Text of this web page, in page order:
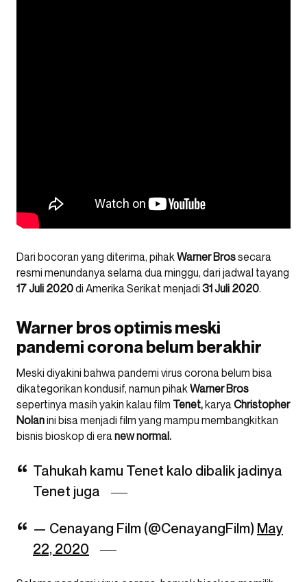
Dari bocoran yang diterima, pihakWarner Brossecara
resmi menundanya selama dua minggu, dari jadwal tayang
17 Juli 2020di Amerika Serikat menjadi 31 Juli 2020.
Warner bros optimis meski
pandemi corona belum berakhir
Meski diyakini bahwa pandemi virus corona belum bisa
dikategorikan kondusif, namun pihakWarner Bros
sepertinya masih yakin kalau film Tenet,karyaChristopher
Nolanini bisa menjadi film yang mampu membangkitkan
bisnis bioskop di eranew normal.
Tahukah kamu Tenet kalo dibalik jadinya
Tenet juga
— Cenayang Film (@CenayangFilm) May
22, 2020